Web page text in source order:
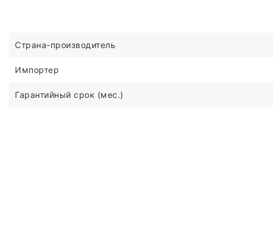
Страна-производитель
Импортер
Гарантийный срок (мес.)